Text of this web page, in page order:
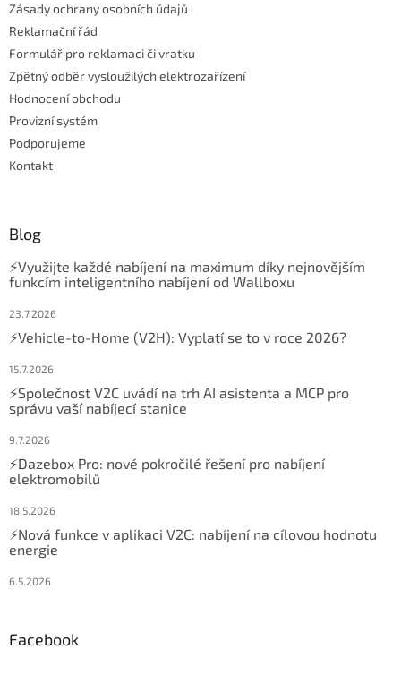
Zásady ochrany osobních údajů
Reklamační řád
Formulář pro reklamaci či vratku
Zpětný odběr vysloužilých elektrozařízení
Hodnocení obchodu
Provizní systém
Podporujeme
Kontakt
Blog
⚡Využijte každé nabíjení na maximum díky nejnovějším
funkcím inteligentního nabíjení od Wallboxu
23.7.2026
⚡Vehicle-to-Home (V2H): Vyplatí se to v roce 2026?
15.7.2026
⚡Společnost V2C uvádí na trh AI asistenta a MCP pro
správu vaší nabíjecí stanice
9.7.2026
⚡Dazebox Pro: nové pokročilé řešení pro nabíjení
elektromobilů
18.5.2026
⚡Nová funkce v aplikaci V2C: nabíjení na cílovou hodnotu
energie
6.5.2026
Facebook